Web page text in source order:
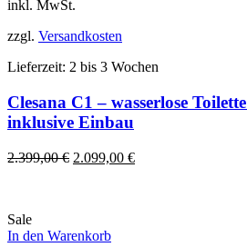
inkl. MwSt.
zzgl. Versandkosten
Lieferzeit: 2 bis 3 Wochen
Clesana C1 – wasserlose
inklusive Einbau
2.399,00€ Ursprünglicher
2.099,00 €Aktueller
Sale
In den Warenkorb